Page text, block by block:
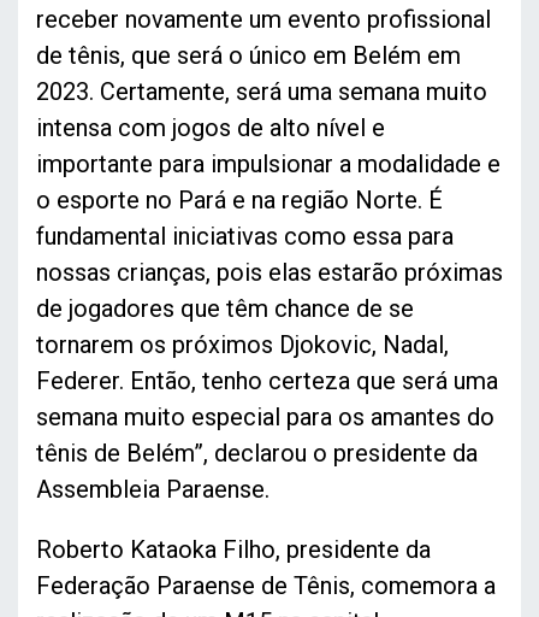
receber novamente um evento profissional
de tênis, que será o único em Belém em
2023. Certamente, será uma semana muito
intensa com jogos de alto nível e
importante para impulsionar a modalidade e
o esporte no Pará e na região Norte. É
fundamental iniciativas como essa para
nossas crianças, pois elas estarão próximas
de jogadores que têm chance de se
tornarem os próximos Djokovic, Nadal,
Federer. Então, tenho certeza que será uma
semana muito especial para os amantes do
tênis de Belém”, declarou o presidente da
Assembleia Paraense.
Roberto Kataoka Filho, presidente da
Federação Paraense de Tênis, comemora a